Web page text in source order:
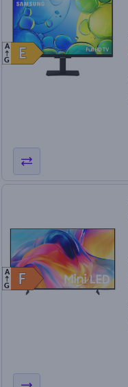
E
E
A
G
F
F
A
G